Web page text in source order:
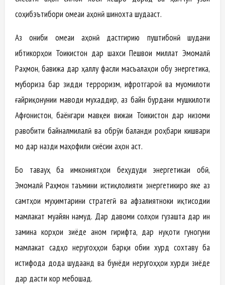
соҳибэътибори ҷомеаи ҷаҳонӣ шинохта шудааст.
Аз ҷониби ҷомеаи ҷаҳонӣ дастгирию пуштибонӣ шудани
ибтикорҳои Тоҷикистон дар шахси Пешвои миллат Эмомалӣ
Раҳмон, бавижа дар ҳаллу фасли масъалаҳои обу энергетика,
мубориза бар зидди терроризм, ифротгароӣ ва муомилоти
ғайриқонунии маводи мухаддир, аз байн бурдани мушкилоти
Афғонистон, баёнгари мавқеи вижаи Тоҷикистон дар низоми
равобити байналмилалӣ ва обрӯи баланди роҳбари кишвари
мо дар назди маҳофили сиёсии ҷаҳон аст.
Бо таваҷҷуҳ ба имкониятҳои беҳудуди энергетикаи обӣ,
Эмомалӣ Раҳмон таъмини истиқлолияти энергетикиро яке аз
самтҳои муҳимтарини стратегӣ ва афзалиятноки иқтисодии
мамлакат муайян намуд. Дар давоми солҳои гузашта дар ин
замина корҳои зиёде анҷом гирифта, дар нуқоти гуногуни
мамлакат садҳо неругоҳҳои барқи обии хурд сохтаву ба
истифода дода шудаанд ва бунёди неругоҳҳои хурди зиёде
дар дасти кор мебошад.